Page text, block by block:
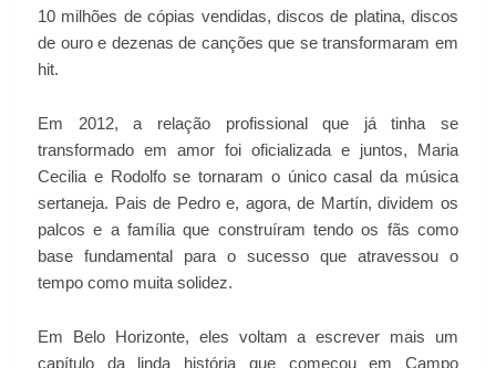
10 milhões de cópias vendidas, discos de platina, discos
de ouro e dezenas de canções que se transformaram em
hit.
Em 2012, a relação profissional que já tinha se
transformado em amor foi oficializada e juntos, Maria
Cecilia e Rodolfo se tornaram o único casal da música
sertaneja. Pais de Pedro e, agora, de Martín, dividem os
palcos e a família que construíram tendo os fãs como
base fundamental para o sucesso que atravessou o
tempo como muita solidez.
Em Belo Horizonte, eles voltam a escrever mais um
capítulo da linda história que começou em Campo